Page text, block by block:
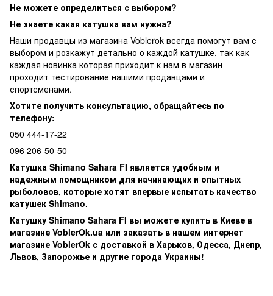
Не можете определиться с выбором?
Не знаете какая катушка вам нужна?
Наши продавцы из магазина Voblerok всегда помогут вам с
выбором и розкажут детально о каждой катушке, так как
каждая новинка которая приходит к нам в магазин
проходит тестирование нашими продавцами и
спортсменами.
Хотите получить консультацию, обращайтесь по
телефону:
050 444-17-22
096 206-50-50
Катушка Shimano Sahara FI является удобным и
надежным помощником для начинающих и опытных
рыболовов, которые хотят впервые испытать качество
катушек Shimano.
Катушку Shimano Sahara FI вы можете купить в Киеве в
магазине VoblerOk.ua или заказать в нашем интернет
магазине VoblerOk с доставкой в Харьков, Одесса, Днепр,
Львов, Запорожье и другие города Украины!